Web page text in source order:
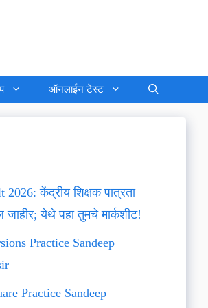
ऑनलाईन टेस्ट
केंद्रीय शिक्षक पात्रता
जाहीर; येथे पहा तुमचे मार्कशीट!
Practice Sandeep
Practice Sandeep